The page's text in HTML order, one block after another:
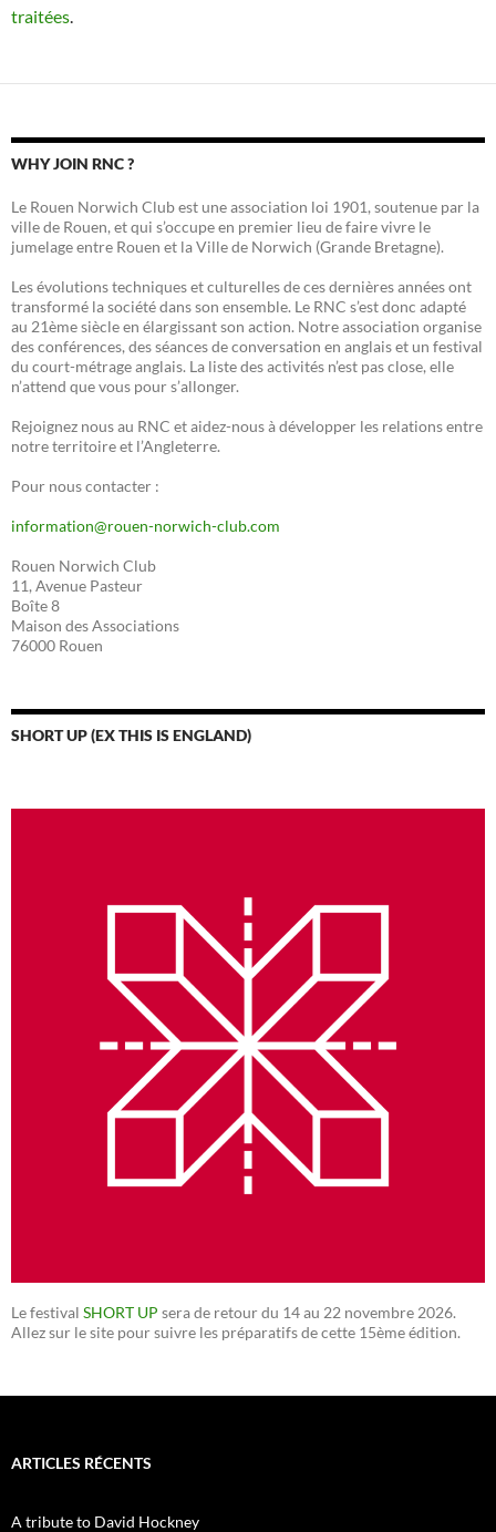
traitées
WHY JOIN RNC ?
Le Rouen Norwich Club est une association loi 1901, soutenue par la
ville de Rouen, et qui s’occupe en premier lieu de faire vivre le
jumelage entre Rouen et la Ville de Norwich (Grande Bretagne).
Les évolutions techniques et culturelles de ces dernières années ont
transformé la société dans son ensemble. Le RNC s’est donc adapté
au 21ème siècle en élargissant son action. Notre association organise
des conférences, des séances de conversation en anglais et un festival
du court-métrage anglais. La liste des activités n’est pas close, elle
n’attend que vous pour s’allonger.
Rejoignez nous au RNC et aidez-nous à développer les relations entre
notre territoire et l’Angleterre.
Pour nous contacter :
information@rouen-norwich-club.com
Rouen Norwich Club
11, Avenue Pasteur
Boîte 8
Maison des Associations
76000 Rouen
SHORT UP (EX THIS IS ENGLAND)
Le festival SHORT UP sera de retour du 14 au 22 novembre 2026.
Allez sur le site pour suivre les préparatifs de cette 15ème édition.
ARTICLES RÉCENTS
A tribute to David Hockney